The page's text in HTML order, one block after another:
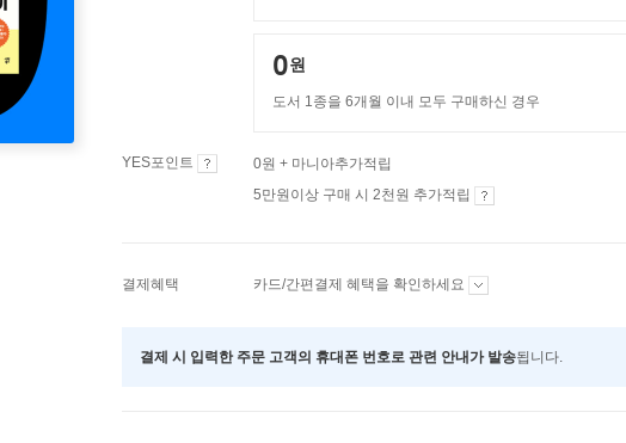
0원
도서 1종을 6개월 이내 모두 구매하신 경우
YES포인트
0원 + 마니아추가적립
5만원이상 구매 시 2천원 추가적립
결제혜택 카드/간편결제 혜택을 확인하세요
결제 시 입력한 주문 고객의 휴대폰 번호로 관련 안내가 발송됩니다.